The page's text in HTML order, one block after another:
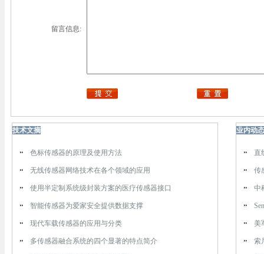
留言信息:
技术文摘
色标传感器的原理及使用方法
无线传感器网络技术在各个领域的应用
使用半定制系统级封装方案的医疗传感器接口
智能传感器为爱家安全提供数据支撑
现代车载传感器的应用与分类
多传感器融合系统的四个显著的特点简介
业内动态
直
传
中
美
索